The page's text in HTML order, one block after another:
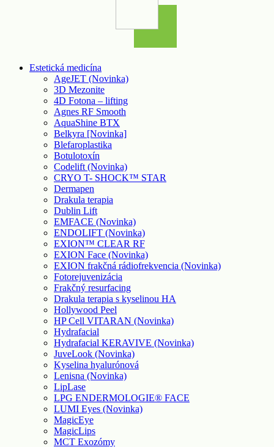
Estetická medicína
AgeJET (Novinka)
3D Mezonite
4D Fotona – lifting
Agnes RF Smooth
AquaShine BTX
Belkyra [Novinka]
Blefaroplastika
Botulotoxín
Codelift (Novinka)
CRYO T- SHOCK™ STAR
Dermapen
Drakula terapia
Dublin Lift
EMFACE (Novinka)
ENDOLIFT (Novinka)
EXION™ CLEAR RF
EXION Face (Novinka)
EXION frakčná rádiofrekvencia (Novinka)
Fotorejuvenizácia
Frakčný resurfacing
Drakula terapia s kyselinou HA
Hollywood Peel
HP Cell VITARAN (Novinka)
Hydrafacial
Hydrafacial KERAVIVE (Novinka)
JuveLook (Novinka)
Kyselina hyalurónová
Lenisna (Novinka)
LipLase
LPG ENDERMOLOGIE® FACE
LUMI Eyes (Novinka)
MagicEye
MagicLips
MCT Exozómy